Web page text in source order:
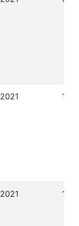
2021 10/
2021 10/